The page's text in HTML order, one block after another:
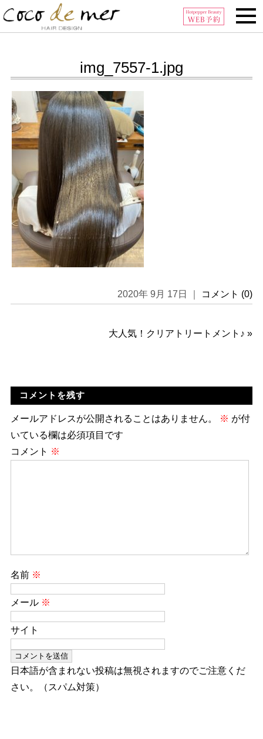
Tel:0296-32-6006
img_7557-1.jpg
2020年 9月 17日 ｜ コメント (0)
大人気！クリアトリートメント♪ »
コメントを残す
メールアドレスが公開されることはありません。 ※ が付
いている欄は必須項目です
コメント ※
名前 ※
メール ※
サイト
日本語が含まれない投稿は無視されますのでご注意くだ
さい。（スパム対策）